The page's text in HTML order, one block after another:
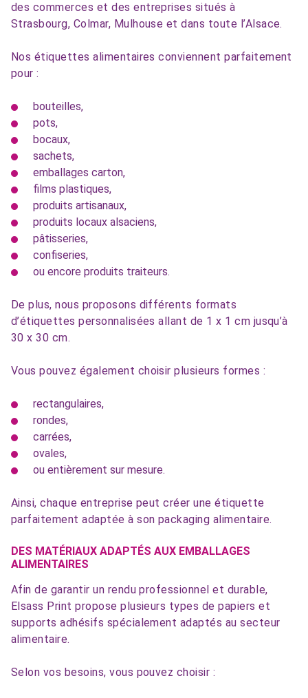
des commerces et des entreprises situés à
Strasbourg, Colmar, Mulhouse et dans toute l’Alsace.
Nos étiquettes alimentaires conviennent parfaitement
pour :
bouteilles,
pots,
bocaux,
sachets,
emballages carton,
films plastiques,
produits artisanaux,
produits locaux alsaciens,
pâtisseries,
confiseries,
ou encore produits traiteurs.
De plus, nous proposons différents formats
d’étiquettes personnalisées allant de 1 x 1 cm jusqu’à
30 x 30 cm.
Vous pouvez également choisir plusieurs formes :
rectangulaires,
rondes,
carrées,
ovales,
ou entièrement sur mesure.
Ainsi, chaque entreprise peut créer une étiquette
parfaitement adaptée à son packaging alimentaire.
DES MATÉRIAUX ADAPTÉS AUX EMBALLAGES
ALIMENTAIRES
Afin de garantir un rendu professionnel et durable,
Elsass Print propose plusieurs types de papiers et
supports adhésifs spécialement adaptés au secteur
alimentaire.
Selon vos besoins, vous pouvez choisir :